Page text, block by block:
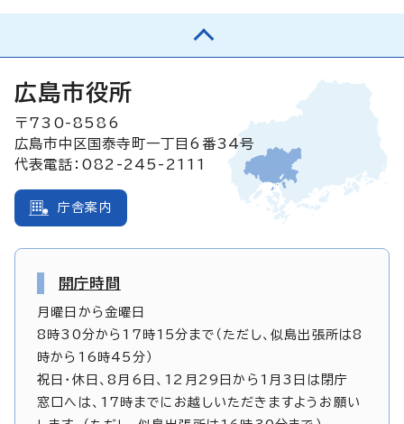
広島市役所
〒730-8586
広島市中区国泰寺町一丁目6番34号
代表電話：082-245-2111
庁舎案内
開庁時間
月曜日から金曜日
8時30分から17時15分まで（ただし、似島出張所は8
時から16時45分）
祝日・休日、8月6日、12月29日から1月3日は閉庁
窓口へは、17時までにお越しいただきますようお願い